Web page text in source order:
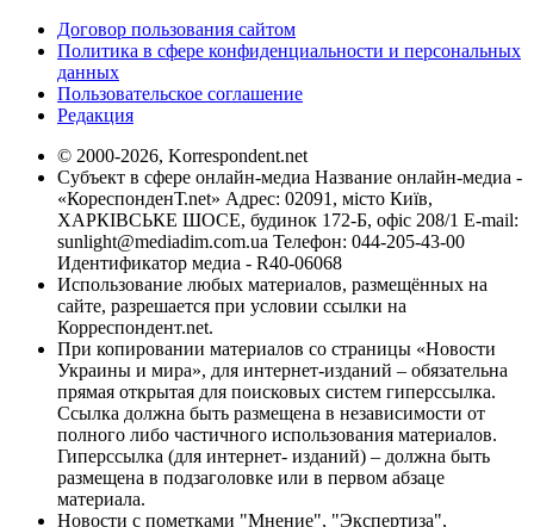
Договор пользования сайтом
Политика в сфере конфиденциальности и персональных
данных
Пользовательское соглашение
Редакция
© 2000-2026, Korrespondent.net
Субъект в сфере онлайн-медиа Название онлайн-медиа -
«КореспонденТ.net» Адрес: 02091, місто Київ,
ХАРКІВСЬКЕ ШОСЕ, будинок 172-Б, офіс 208/1 E-mail:
sunlight@mediadim.com.ua Телефон: 044-205-43-00
Идентификатор медиа - R40-06068
Использование любых материалов, размещённых на
сайте, разрешается при условии ссылки на
Корреспондент.net.
При копировании материалов со страницы «Новости
Украины и мира», для интернет-изданий – обязательна
прямая открытая для поисковых систем гиперссылка.
Ссылка должна быть размещена в независимости от
полного либо частичного использования материалов.
Гиперссылка (для интернет- изданий) – должна быть
размещена в подзаголовке или в первом абзаце
материала.
Новости с пометками "Мнение", "Экспертиза",